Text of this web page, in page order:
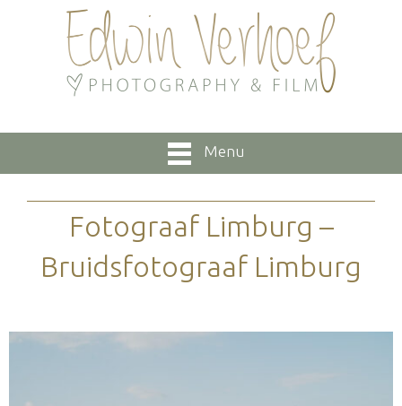
Menu
Fotograaf Limburg –
Bruidsfotograaf Limburg